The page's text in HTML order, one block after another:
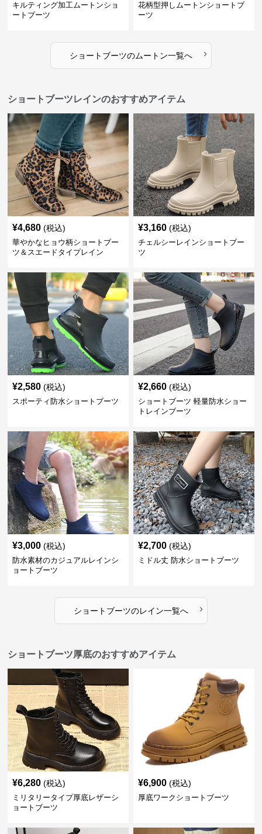
キルティング加工ムートンショ
ートブーツ
花柄型押しムートンショートブ
ーツ
ショートブーツのムートン一覧へ ›
ショートブーツレインのおすすめアイテム
¥4,680 (税込)
華やかなヒョウ柄ショートブー
ツ＆スエードタイプレイン
¥3,160 (税込)
チェルシーレインショートブー
ツ
¥2,580 (税込)
スポーティ防水ショートブーツ
¥2,660 (税込)
ショートブーツ 軽量防水ショー
トレインブーツ
¥3,000 (税込)
防水素材のカジュアルレインシ
ョートブーツ
¥2,700 (税込)
ミドル丈 防水ショートブーツ
ショートブーツのレイン一覧へ ›
ショートブーツ厚底のおすすめアイテム
¥6,280 (税込)
ミリタリータイプ厚底レザーシ
ョートブーツ
¥6,900 (税込)
厚底ワークショートブーツ